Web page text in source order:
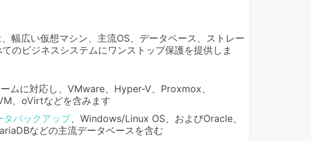
幅広い仮想マシン、主流OS、データベース、ストレー
のビジネスシステムにワンストップ保護を提供しま
ムに対応し、VMware、Hyper-V、Proxmox、
、oVirtなどを含みます
タバックアップ、Windows/Linux OS、およびOracle、
などの主流データベースを含む